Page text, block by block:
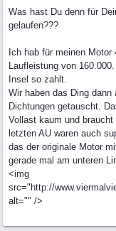
Was hast Du denn für
gelaufen???
Ich hab für meinen
Laufleistung von
Insel so zahlt.
Wir haben das Ding
Dichtungen getauscht.
Vollast kaum und
letzten AU waren auch
das der originale Motor
gerade mal am unteren
<img
src="http://
alt="" />